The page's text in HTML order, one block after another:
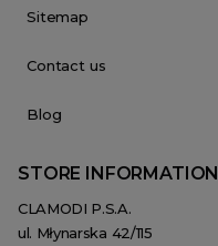
Sitemap
Contact us
Blog
STORE INFORMATION
CLAMODI P.S.A.
ul. Młynarska 42/115